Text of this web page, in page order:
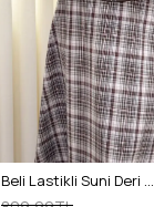
Beli Lastikli Suni Deri Ceket 2016 - KAHVERENGİ